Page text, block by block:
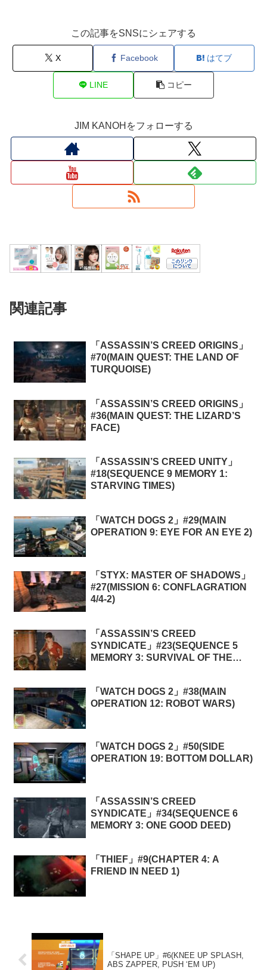
この記事をSNSにシェアする
X Facebook はてブ
LINE コピー
JIM KANOHをフォローする
関連記事
「ASSASSIN’S CREED ORIGINS」
#70(MAIN QUEST: THE LAND OF
TURQUOISE)
「ASSASSIN’S CREED ORIGINS」
#36(MAIN QUEST: THE LIZARD’S
FACE)
「ASSASSIN’S CREED UNITY」
#18(SEQUENCE 9 MEMORY 1:
STARVING TIMES)
「WATCH DOGS 2」#29(MAIN
OPERATION 9: EYE FOR AN EYE 2)
「STYX: MASTER OF SHADOWS」
#27(MISSION 6: CONFLAGRATION
4/4-2)
「ASSASSIN’S CREED
SYNDICATE」#23(SEQUENCE 5
MEMORY 3: SURVIVAL OF THE
「WATCH DOGS 2」#38(MAIN
OPERATION 12: ROBOT WARS)
「WATCH DOGS 2」#50(SIDE
OPERATION 19: BOTTOM DOLLAR)
「ASSASSIN’S CREED
SYNDICATE」#34(SEQUENCE 6
MEMORY 3: ONE GOOD DEED)
「THIEF」#9(CHAPTER 4: A
FRIEND IN NEED 1)
「SHAPE UP」#6(KNEE UP SPLASH,
ABS ZAPPER, PUSH ‘EM UP)